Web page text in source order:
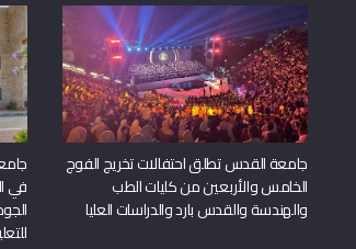
جامعة القدس تطلق احتفالات تخريج الفوج
الخامس والأربعين من كليات الطب
والهندسة والقدس بارد والدراسات العليا
في